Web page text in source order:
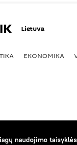
Lietuva
EKONOMIKA
naudojimo taisyklės